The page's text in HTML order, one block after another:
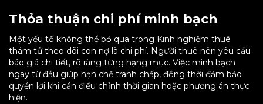
Thỏa thuận chi phí minh bạch
Một yếu tố không thể bỏ qua trong Kinh nghiệm thuê
thám tử theo dõi con nợ là chi phí. Người thuê nên yêu cầu
báo giá chi tiết, rõ ràng từng hạng mục. Việc minh bạch
ngay từ đầu giúp hạn chế tranh chấp, đồng thời đảm bảo
quyền lợi khi cần điều chỉnh thời gian hoặc phương án thực
hiện.